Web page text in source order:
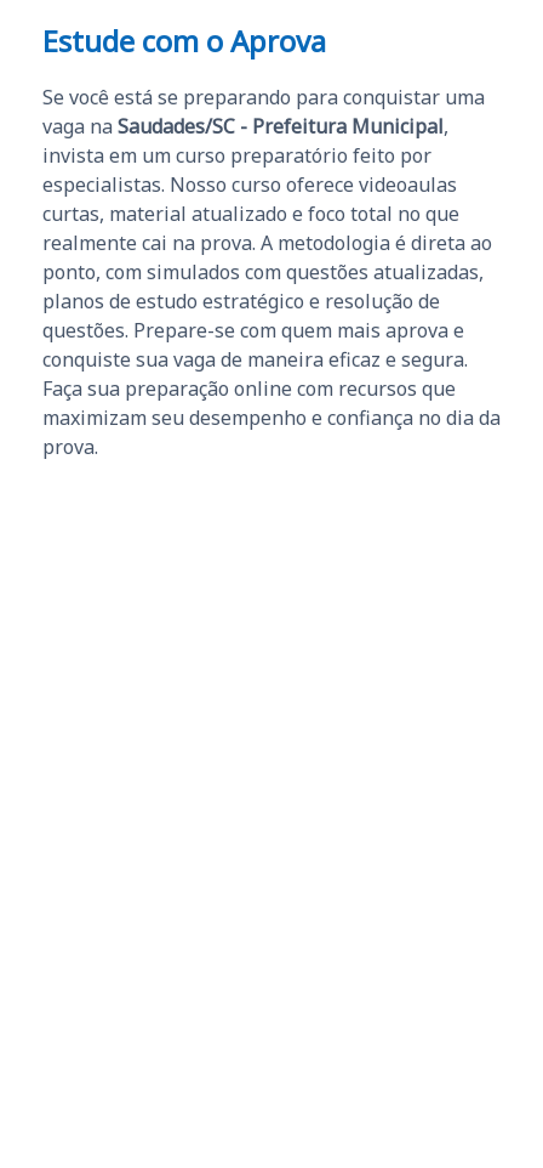
Estude com o Aprova
Se você está se preparando para conquistar uma
vaga na Saudades/SC - Prefeitura Municipal,
invista em um curso preparatório feito por
especialistas. Nosso curso oferece videoaulas
curtas, material atualizado e foco total no que
realmente cai na prova. A metodologia é direta ao
ponto, com simulados com questões atualizadas,
planos de estudo estratégico e resolução de
questões. Prepare-se com quem mais aprova e
conquiste sua vaga de maneira eficaz e segura.
Faça sua preparação online com recursos que
maximizam seu desempenho e confiança no dia da
prova.